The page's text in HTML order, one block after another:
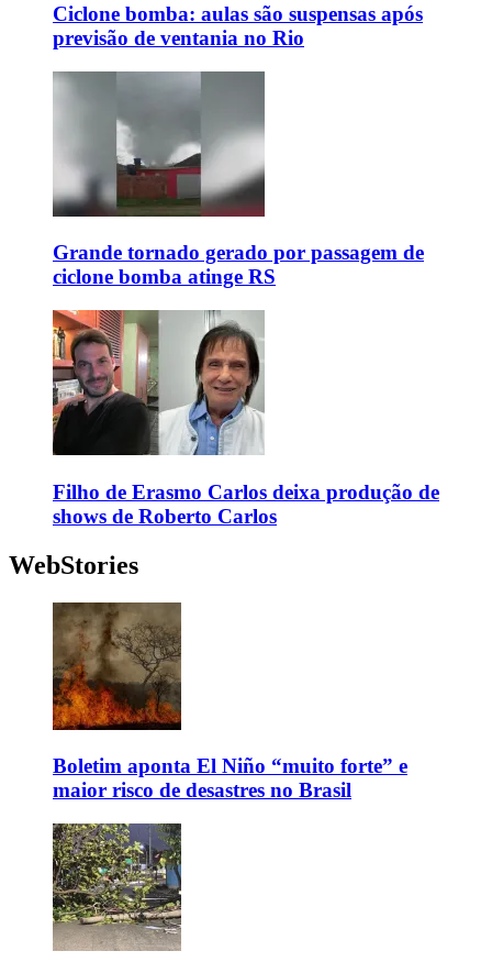
Ciclone bomba: aulas são suspensas após
previsão de ventania no Rio
Grande tornado gerado por passagem de
ciclone bomba atinge RS
Filho de Erasmo Carlos deixa produção de
shows de Roberto Carlos
WebStories
Boletim aponta El Niño “muito forte” e
maior risco de desastres no Brasil